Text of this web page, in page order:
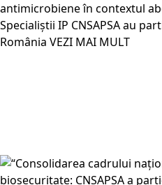
antimicrobiene în contextul
Specialiștii IP CNSAPSA au
România VEZI MAI MULT